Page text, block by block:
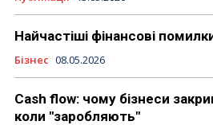
Найчастіші фінансові
Бізнес 08.05.2026
Cash flow: чому бізнеси
коли "заробляють"